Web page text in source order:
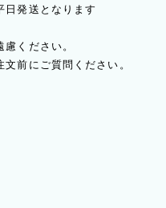
発送となります
ください。
前にご質問ください。